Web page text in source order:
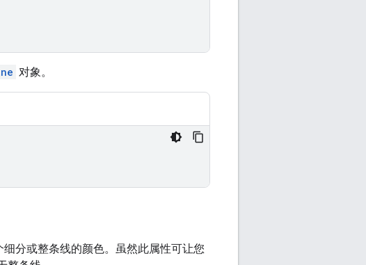
对象。
细分或整条线的颜色。虽然此属性可让您